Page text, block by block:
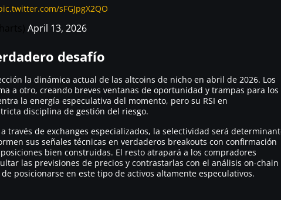
sFGJpgX2QO
April 13, 2026
desafío
la dinámica actual de las altcoins de nicho en abril de 2026. Los
a otro, creando breves ventanas de oportunidad y trampas para los
la energía especulativa del momento, pero su RSI en
disciplina de gestión del riesgo.
través de exchanges especializados, la selectividad será
sus señales técnicas en verdaderos breakouts con confirmación
bien construidas. El resto atrapará a los compradores
las previsiones de precios y contrastarlas con el análisis on-chain
posicionarse en este tipo de activos altamente especulativos.